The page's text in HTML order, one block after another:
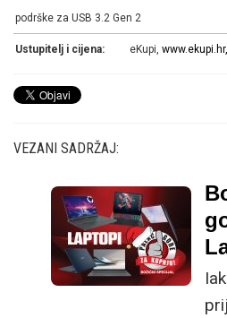
podrške za USB 3.2 Gen 2
Ustupitelj i cijena: eKupi,www.ekupi.hr,
VEZANI SADRŽAJ: